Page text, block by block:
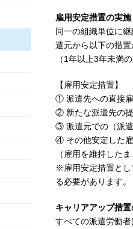
雇用安定措置の実施
同一の組織単位に
遣元から以下の措置
（1年以上3年未満
【雇用安定措置】
① 派遣先への直接
② 新たな派遣先の提
③ 派遣元での（派
④ その他安定した
（雇用を維持した
※雇用安定措置と
る必要があります。
キャリアアップ措
すべての派遣労働